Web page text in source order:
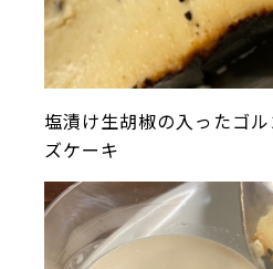
塩漬け生胡椒の入ったゴ
ズケーキ